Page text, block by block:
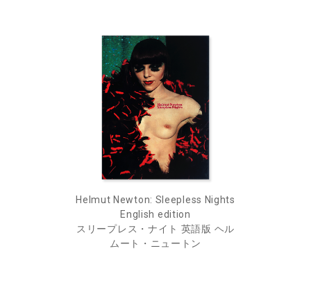
Helmut Newton: Sleepless Nights
English edition
スリープレス・ナイト 英語版 ヘル
ムート・ニュートン